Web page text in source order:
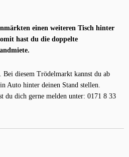
einen weiteren Tisch hinter
hast du die doppelte
. Bei diesem Trödelmarkt kannst du ab
Auto hinter deinen Stand stellen.
du dich gerne melden unter: 0171 8 33